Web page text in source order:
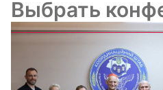
Выбрать